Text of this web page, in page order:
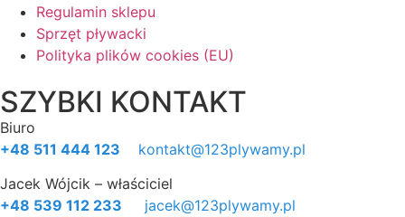
Regulamin sklepu
Sprzęt pływacki
Polityka plików cookies (EU)
SZYBKI KONTAKT
Biuro
+48 511 444 123
kontakt@123plywamy.pl
Jacek Wójcik – właściciel
+48 539 112 233
jacek@123plywamy.pl